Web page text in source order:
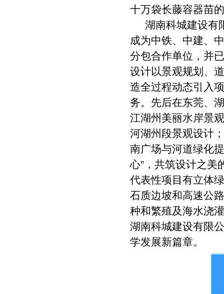
十万袋长藤容器苗
湖南科城建设有
成为中铁、中建、
分包合作单位，并
设计以景观规划、
造全过程动态引入
务。先后在东莞、
江湖州美丽水岸景
河湖州段景观设计
南广场与河道绿化
心”，共筑设计之美
代表性项目有立体
石质边坡和高速公
种和繁殖及海水浇
湖南科城建设有限
学发展新篇章。